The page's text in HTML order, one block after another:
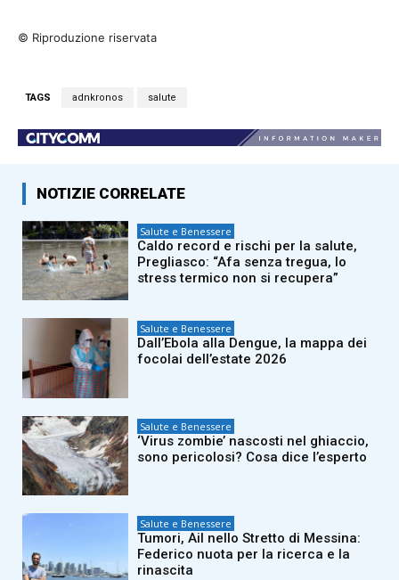
© Riproduzione riservata
TAGS adnkronos salute
NOTIZIE CORRELATE
Salute e Benessere
Caldo record e rischi per la salute,
Pregliasco: “Afa senza tregua, lo
stress termico non si recupera”
Salute e Benessere
Dall’Ebola alla Dengue, la mappa dei
focolai dell’estate 2026
Salute e Benessere
‘Virus zombie’ nascosti nel ghiaccio,
sono pericolosi? Cosa dice l’esperto
Salute e Benessere
Tumori, Ail nello Stretto di Messina:
Federico nuota per la ricerca e la
rinascita